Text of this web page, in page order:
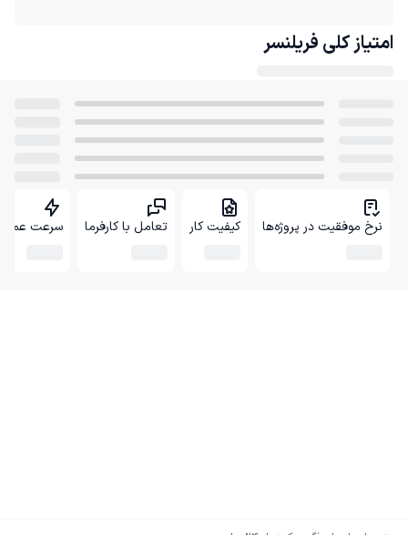
امتیاز کلی فریلنسر
نرخ موفقیت در پروژه‌ها کیفیت کار تعامل با کارفرما سرعت عمل